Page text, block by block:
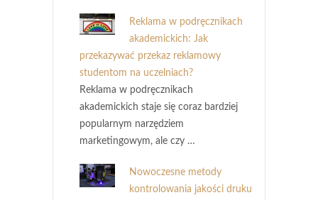
Reklama w podręcznikach
akademickich: Jak
przekazywać przekaz reklamowy
studentom na uczelniach?
Reklama w podręcznikach
akademickich staje się coraz bardziej
popularnym narzędziem
marketingowym, ale czy …
Nowoczesne metody
kontrolowania jakości druku